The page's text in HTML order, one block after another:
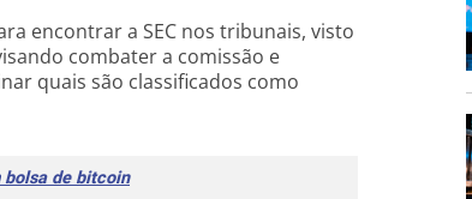
encontrar a SEC nos tribunais, visto
combater a comissão e
quais são classificados como
bolsa de bitcoin